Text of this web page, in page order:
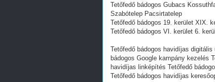
Tetőfedő bádogos Gubacs
Szabótelep Pacsirtatelep
Tetőfedő bádogos 19. kerület XIX.
Tetőfedő bádogos VI. kerület 6.
Tetőfedő bádogos havidíjas
bádogos Google kampány kezelés
havidíjas linképítés Tetőfedő
Tetőfedő bádogos havidíjas